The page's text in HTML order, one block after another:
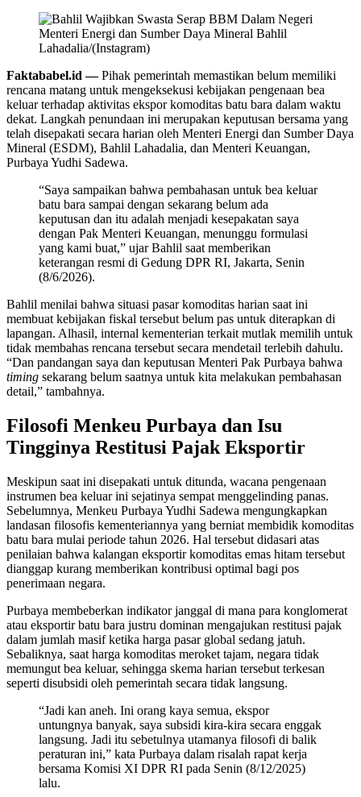
Menteri Energi dan Sumber Daya Mineral Bahlil
Lahadalia/(Instagram)
Faktababel.id —Pihak pemerintah memastikan belum memiliki
rencana matang untuk mengeksekusi kebijakan pengenaan bea
keluar terhadap aktivitas ekspor komoditas batu bara dalam waktu
dekat. Langkah penundaan ini merupakan keputusan bersama yang
telah disepakati secara harian oleh Menteri Energi dan Sumber Daya
Mineral (ESDM), Bahlil Lahadalia, dan Menteri Keuangan,
Purbaya Yudhi Sadewa.
“Saya sampaikan bahwa pembahasan untuk bea keluar
batu bara sampai dengan sekarang belum ada
keputusan dan itu adalah menjadi kesepakatan saya
dengan Pak Menteri Keuangan, menunggu formulasi
yang kami buat,” ujar Bahlil saat memberikan
keterangan resmi di Gedung DPR RI, Jakarta, Senin
(8/6/2026).
Bahlil menilai bahwa situasi pasar komoditas harian saat ini
membuat kebijakan fiskal tersebut belum pas untuk diterapkan di
lapangan. Alhasil, internal kementerian terkait mutlak memilih untuk
tidak membahas rencana tersebut secara mendetail terlebih dahulu.
“Dan pandangan saya dan keputusan Menteri Pak Purbaya bahwa
timing sekarang belum saatnya untuk kita melakukan pembahasan
detail,” tambahnya.
Filosofi Menkeu Purbaya dan Isu
Tingginya Restitusi Pajak Eksportir
Meskipun saat ini disepakati untuk ditunda, wacana pengenaan
instrumen bea keluar ini sejatinya sempat menggelinding panas.
Sebelumnya, Menkeu Purbaya Yudhi Sadewa mengungkapkan
landasan filosofis kementeriannya yang berniat membidik komoditas
batu bara mulai periode tahun 2026. Hal tersebut didasari atas
penilaian bahwa kalangan eksportir komoditas emas hitam tersebut
dianggap kurang memberikan kontribusi optimal bagi pos
penerimaan negara.
Purbaya membeberkan indikator janggal di mana para konglomerat
atau eksportir batu bara justru dominan mengajukan restitusi pajak
dalam jumlah masif ketika harga pasar global sedang jatuh.
Sebaliknya, saat harga komoditas meroket tajam, negara tidak
memungut bea keluar, sehingga skema harian tersebut terkesan
seperti disubsidi oleh pemerintah secara tidak langsung.
“Jadi kan aneh. Ini orang kaya semua, ekspor
untungnya banyak, saya subsidi kira-kira secara enggak
langsung. Jadi itu sebetulnya utamanya filosofi di balik
peraturan ini,” kata Purbaya dalam risalah rapat kerja
bersama Komisi XI DPR RI pada Senin (8/12/2025)
lalu.